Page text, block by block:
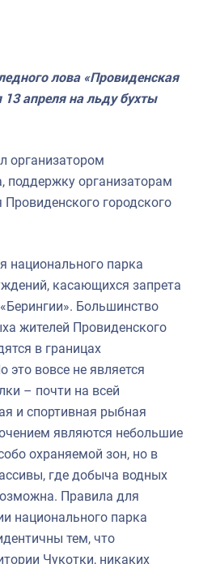
ценностей
лова «Провиденская
13 апреля на льду бухты
организатором
поддержку организаторам
городского
национального парка
касающихся запрета
Большинство
жителей Провиденского
в границах
это вовсе не является
– почти на всей
и спортивная рыбная
являются небольшие
охраняемой зон, но в
где добыча водных
Правила для
национального парка
тем, что
Чукотки, никаких